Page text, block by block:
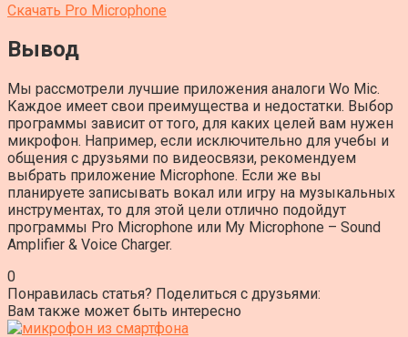
Скачать Pro Microphone
Вывод
Мы рассмотрели лучшие приложения аналоги Wo Mic.
Каждое имеет свои преимущества и недостатки. Выбор
программы зависит от того, для каких целей вам нужен
микрофон. Например, если исключительно для учебы и
общения с друзьями по видеосвязи, рекомендуем
выбрать приложение Microphone. Если же вы
планируете записывать вокал или игру на музыкальных
инструментах, то для этой цели отлично подойдут
программы Pro Microphone или My Microphone – Sound
Amplifier & Voice Charger.
0
Понравилась статья? Поделиться с друзьями:
Вам также может быть интересно